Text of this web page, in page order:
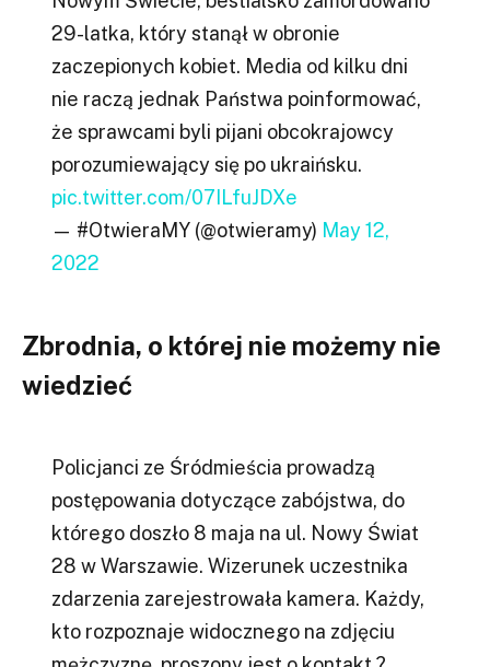
29-latka, który stanął w obronie
zaczepionych kobiet. Media od kilku dni
nie raczą jednak Państwa poinformować,
że sprawcami byli pijani obcokrajowcy
porozumiewający się po ukraińsku.
pic.twitter.com/07ILfuJDXe
— #OtwieraMY (@otwieramy) May 12,
2022
Zbrodnia, o której nie możemy nie
wiedzieć
Policjanci ze Śródmieścia prowadzą
postępowania dotyczące zabójstwa, do
którego doszło 8 maja na ul. Nowy Świat
28 w Warszawie. Wizerunek uczestnika
zdarzenia zarejestrowała kamera. Każdy,
kto rozpoznaje widocznego na zdjęciu